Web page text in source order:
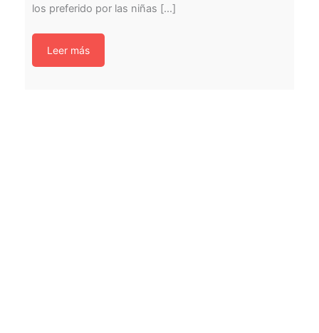
los preferido por las niñas [...]
Leer más